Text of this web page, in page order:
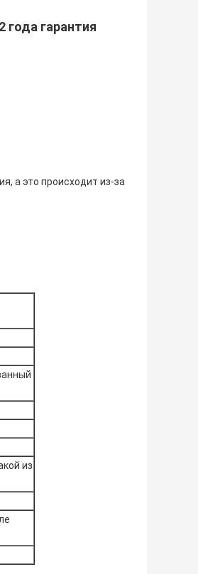
года гарантия
а это происходит из-за
из